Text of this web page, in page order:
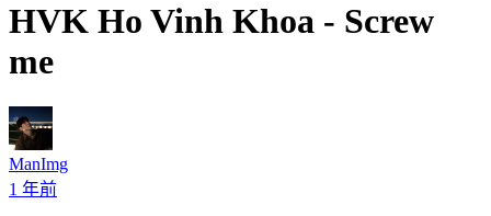
HVK Ho Vinh Khoa - Screw
me
ManImg
1 年前